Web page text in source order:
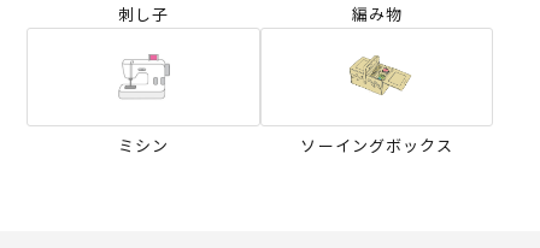
刺し子 編み物
ミシン ソーイングボックス